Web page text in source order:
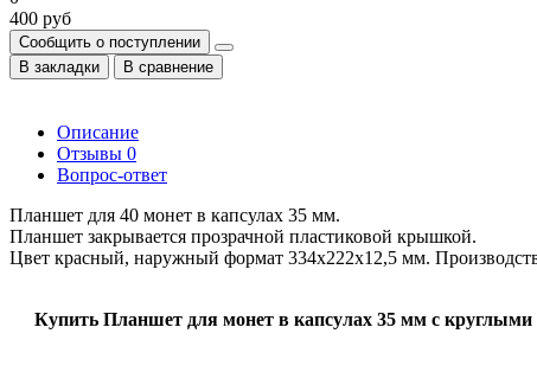
400 руб
Сообщить о поступлении
В закладки
В сравнение
Описание
Отзывы 0
Вопрос-ответ
Планшет для 40 монет в капсулах 35 мм.
Планшет закрывается прозрачной пластиковой крышкой.
Цвет красный, наружный формат 334x222x12,5 мм.
Купить Планшет для монет в капсулах 35 мм с